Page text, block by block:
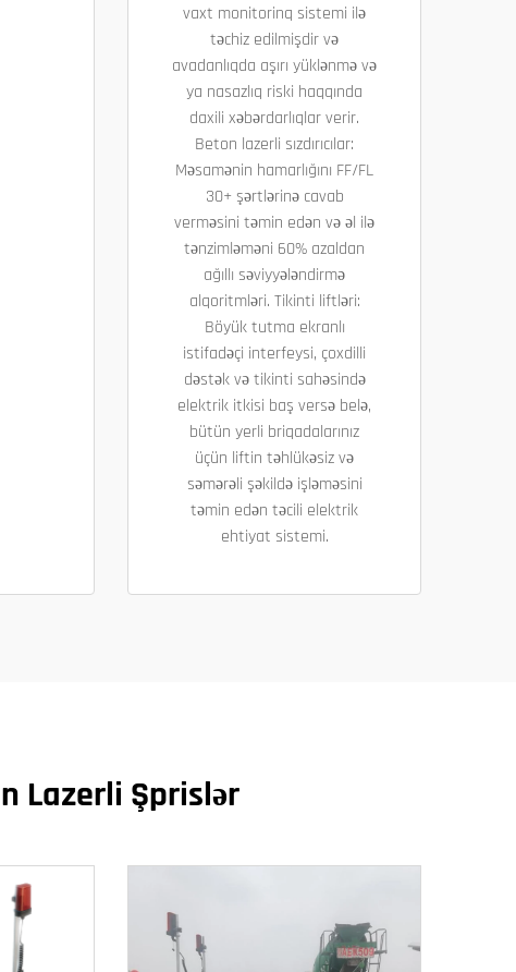
vaxt monitorinq sistemi ilə
təchiz edilmişdir və
avadanlıqda aşırı yüklənmə və
ya nasazlıq riski haqqında
daxili xəbərdarlıqlar verir.
Beton lazerli sızdırıcılar:
Məsamənin hamarlığını FF/FL
30+ şərtlərinə cavab
verməsini təmin edən və əl ilə
tənzimləməni 60% azaldan
ağıllı səviyyələndirmə
alqoritmləri. Tikinti liftləri:
Böyük tutma ekranlı
istifadəçi interfeysi, çoxdilli
dəstək və tikinti sahəsində
elektrik itkisi baş versə belə,
bütün yerli briqadalarınız
üçün liftin təhlükəsiz və
səmərəli şəkildə işləməsini
təmin edən təcili elektrik
ehtiyat sistemi.
Lazerli Şprislər